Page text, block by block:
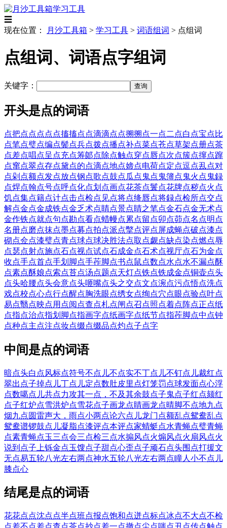
学习工具
☰
现在位置：
月沙工具箱 > 学习工具 > 词语组词 > 点组词
点组词、词语点字组词
关键字：
开头是点的词语
点把点点点点点搐搐点点滴滴点点搠搠 点一点二 点白 点宝点比
点笔点璧点编点鬓点兵点拨点播点补点菜点苍点草架点册点茶
点差点唱点呈 点充点筹郞点除点触点穿点唇点次点簇点撺点蹿
点窜点翠点存点黛点的点滴点地点媂点电荷点定点逗点厾点对
点剁 点额点发点放点钢点歌点鼓点瓜 点鬼点鬼簿点鬼火 点鬼録
点焊点翰点号点呼点化点划 点画点花茶点鬟点花牌点秽点火 点
饥点集点籍点计点击点检点见点将点绛唇点将録点检所点交点
解点金点金成铁点金乏术点睛点景点睛之笔点金石点金无术点
金作铁点就点句点勘点看点蜡幔点累点留 点卯点茆点名 点明 点
名册点磨点抹点墨点募点拍点派点撆点评点屏成蝇点破点漆点
砌点佥点漆璧点青点球点球决胜法点取 点觑点缺点染点燃点辱
点瑟点射点施点石点视点试点石成金点石术点视厅点石为金点
收点手点首点手划脚点手莋脚点书点鼠点数点水点水不漏点酥
点素点酥娘点索点苔点汤点题点天灯点铁点铁成金点铜壶点头
点头哈腰点头会意点头咂嘴点头之交点文点涴点污点悟点洗点
戏点校点心点行点醒点胸洗眼点绣女点绚点穴点眼点验点叶点
易点翳点映点用 点阅 点查点札点闸 点召点照点着点阵点正点纸
点指点治点指划脚点指画字点纸画字点纸节点指莋脚点中 点钟
点种点主点注点妆点缀点缀品点灼点子点字
中间是点的词语
暗点头白点风标点符号不点儿不点实不丁点儿不钉点儿裁红点
翠出点子掉点儿丁点儿定点数肚皮里点灯笼罚点球发面点心浮
点数噶点儿共点力攻其一点，不及其余鼓点子鬼点子红点颏红
点子红炉点雪洪炉点雪花点子画龙点睛画龙点晴脚不点地九点
烟九点圆雷声大，雨点小两点论六点儿龙门点额乱点鸳鸯乱点
鸳鸯谱锣鼓点儿凝脂点漆评点本评点家蜻蜓点水青蝇点璧青蝇
点素青蝇点玉三点会三点检三点水搧风点火煽风点火 扇风点火
说到点子上铄金点玉馊点子甜点心歪点子顽石点头围点打援文
无点易五轮八光左右两点神水五轮八光左右两点瞳人 小不点儿
膝点心
结尾是点的词语
花花点点沈点点半点班点报点饱和点迸点标点冰点不大点不检